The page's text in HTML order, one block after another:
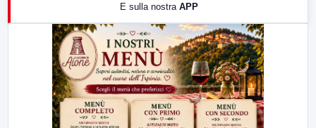
LabNews (replica)
E sulla nostra APP